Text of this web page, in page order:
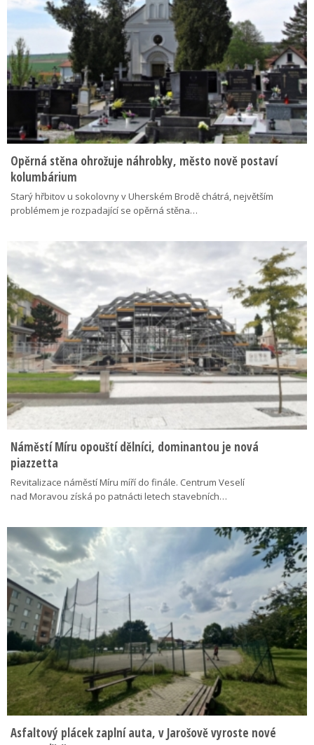
Opěrná stěna ohrožuje náhrobky, město nově postaví
kolumbárium
Starý hřbitov u sokolovny v Uherském Brodě chátrá, největším
problémem je rozpadající se opěrná stěna…
Náměstí Míru opouští dělníci, dominantou je nová
piazzetta
Revitalizace náměstí Míru míří do finále. Centrum Veselí
nad Moravou získá po patnácti letech stavebních…
Asfaltový plácek zaplní auta, v Jarošově vyroste nové